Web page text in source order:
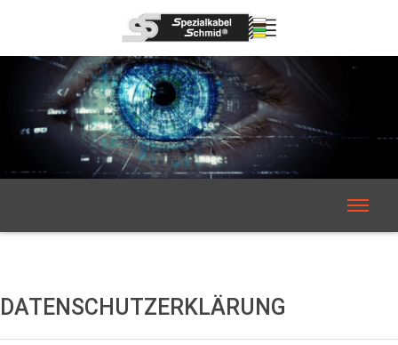
DATENSCHUTZERKLÄRUNG